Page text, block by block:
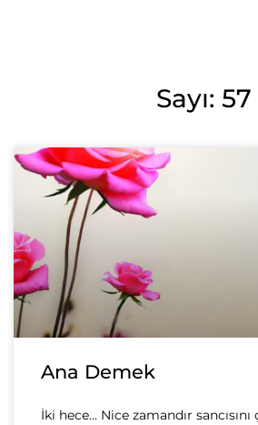
Sayı: 57
Ana Demek
İki hece… Nice zamandır